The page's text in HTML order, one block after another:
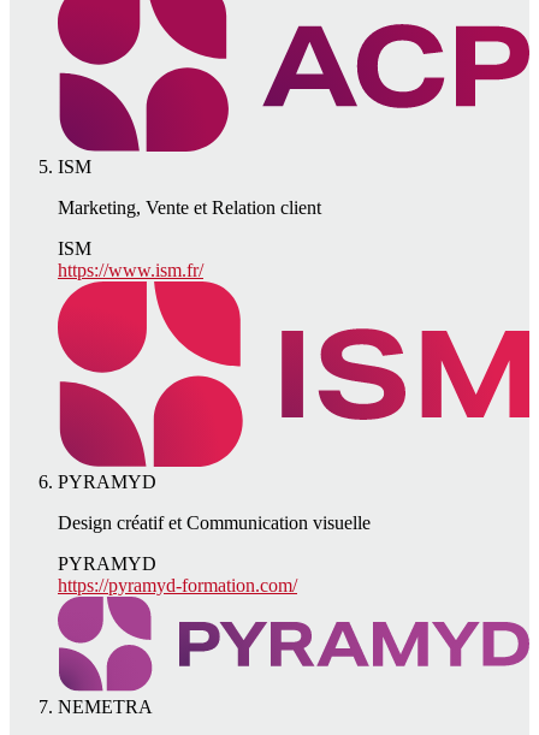
ISM
Marketing, Vente et Relation client
ISM
https://www.ism.fr/
PYRAMYD
Design créatif et Communication visuelle
PYRAMYD
https://pyramyd-formation.com/
NEMETRA